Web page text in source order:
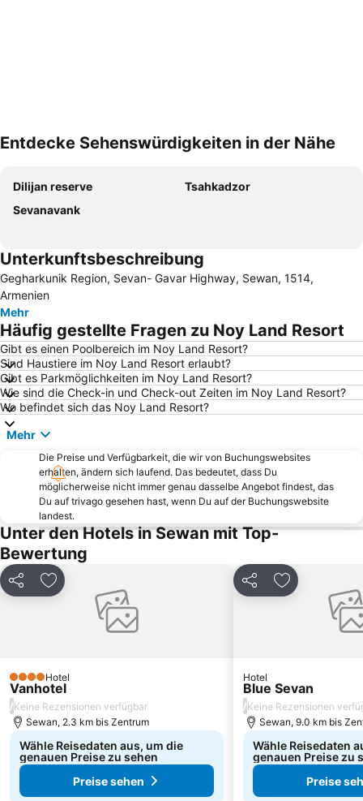
Entdecke Sehenswürdigkeiten in der Nähe
Dilijan reserve
Tsahkadzor
Sevanavank
Unterkunftsbeschreibung
Gegharkunik Region, Sevan- Gavar Highway, Sewan, 1514,
Armenien
Mehr
Häufig gestellte Fragen zu Noy Land Resort
Gibt es einen Poolbereich im Noy Land Resort?
Sind Haustiere im Noy Land Resort erlaubt?
Gibt es Parkmöglichkeiten im Noy Land Resort?
Wie sind die Check-in und Check-out Zeiten im Noy Land Resort?
Wo befindet sich das Noy Land Resort?
Mehr
Die Preise und Verfügbarkeit, die wir von Buchungswebsites
erhalten, ändern sich laufend. Das bedeutet, dass Du
möglicherweise nicht immer genau dasselbe Angebot findest, das
Du auf trivago gesehen hast, wenn Du auf der Buchungswebsite
landest.
Unter den Hotels in Sewan mit Top-
Bewertung
Teilen Zu Favoriten hinzufügen
4 SterneHotel
Vanhotel
/Keine Rezensionen verfügbar
Sewan, 2.3 km bis Zentrum
Wähle Reisedaten aus, um die
genauen Preise zu sehen
Preise sehen
Teilen Zu Favoriten
Hotel
Blue Sevan
/Keine Rezensionen
Sewan, 9.0 km bis
Wähle Reisedaten
genauen Preise zu
Preise